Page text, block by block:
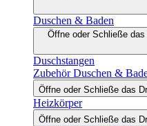
Duschen & Baden
Öffne oder Schließe
Duschstangen
Zubehör Duschen &
Öffne oder Schließe das
Heizkörper
Öffne oder Schließe das